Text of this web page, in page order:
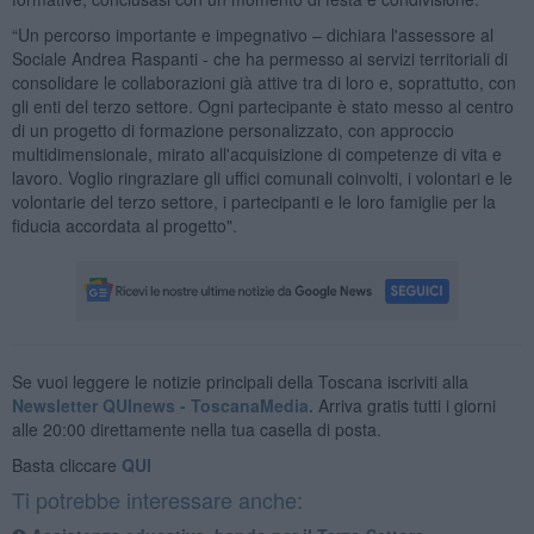
“Un percorso importante e impegnativo – dichiara l'assessore al
Sociale Andrea Raspanti - che ha permesso ai servizi territoriali di
consolidare le collaborazioni già attive tra di loro e, soprattutto, con
gli enti del terzo settore. Ogni partecipante è stato messo al centro
di un progetto di formazione personalizzato, con approccio
multidimensionale, mirato all'acquisizione di competenze di vita e
lavoro. Voglio ringraziare gli uffici comunali coinvolti, i volontari e le
volontarie del terzo settore, i partecipanti e le loro famiglie per la
fiducia accordata al progetto".
Se vuoi leggere le notizie principali della Toscana iscriviti alla
Newsletter QUInews - ToscanaMedia. Arriva gratis tutti i giorni
alle 20:00 direttamente nella tua casella di posta.
Basta cliccare QUI
Ti potrebbe interessare anche: